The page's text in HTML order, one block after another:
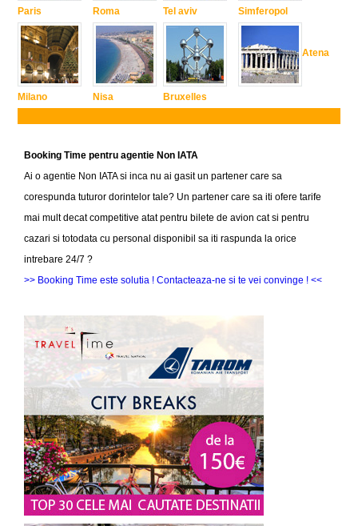
Paris
Milano
Roma
Nisa
Tel aviv
Bruxelles
Simferopol
Atena
Booking Time pentru agentie Non IATA
Ai o agentie Non IATA si inca nu ai gasit un partener care sa
corespunda tuturor dorintelor tale? Un partener care sa iti ofere tarife
mai mult decat competitive atat pentru bilete de avion cat si pentru
cazari si totodata cu personal disponibil sa iti raspunda la orice
intrebare 24/7 ?
>> Booking Time este solutia ! Contacteaza-ne si te vei convinge ! <<